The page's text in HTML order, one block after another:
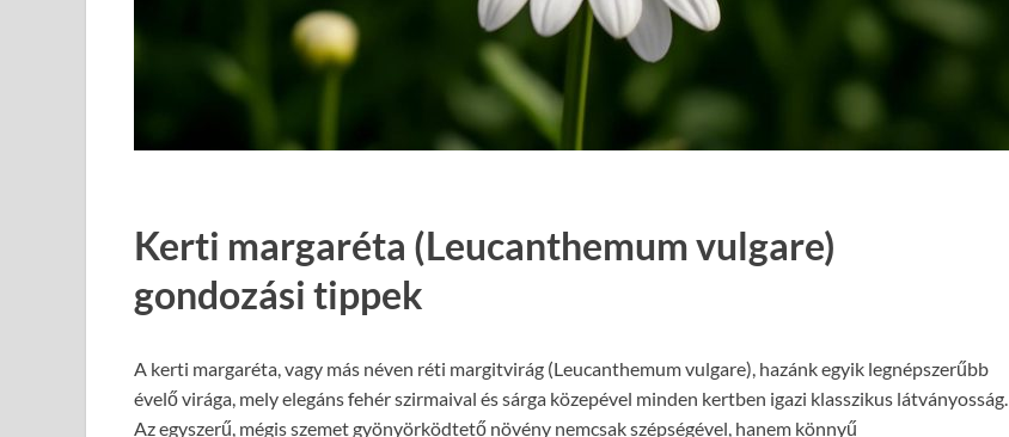
Kerti margaréta (Leucanthemum vulgare)
gondozási tippek
A kerti margaréta, vagy más néven réti margitvirág (Leucanthemum vulgare), hazánk egyik legnépszerűbb
évelő virága, mely elegáns fehér szirmaival és sárga közepével minden kertben igazi klasszikus látványosság.
Az egyszerű, mégis szemet gyönyörködtető növény nemcsak szépségével, hanem könnyű